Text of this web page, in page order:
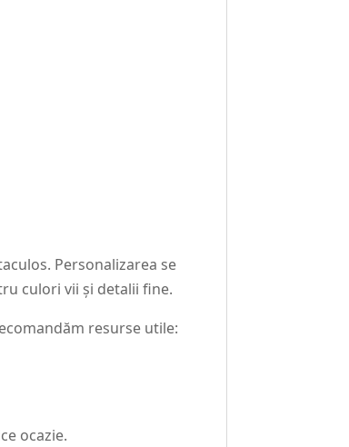
Personalizarea se
culori vii și detalii fine.
resurse utile:
ocazie.